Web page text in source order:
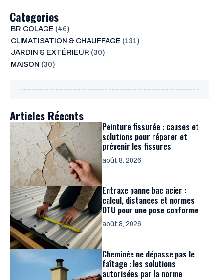
Categories
BRICOLAGE (46)
CLIMATISATION & CHAUFFAGE (131)
JARDIN & EXTÉRIEUR (30)
MAISON (30)
Articles Récents
Peinture fissurée : causes et
solutions pour réparer et
prévenir les fissures
août 8, 2026
Entraxe panne bac acier :
calcul, distances et normes
DTU pour une pose conforme
août 8, 2026
Cheminée ne dépasse pas le
faîtage : les solutions
autorisées par la norme